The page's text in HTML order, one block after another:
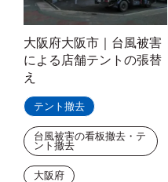
大阪府大阪市｜台風被害
による店舗テントの張替
え
テント撤去
台風被害の看板撤去・テ
ント撤去
大阪府